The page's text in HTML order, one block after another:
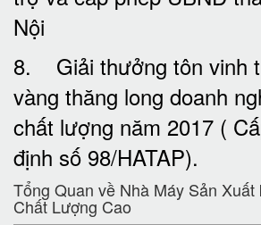
Nội
8. Giải thưởng tôn vinh
vàng thăng long doanh
chất lượng năm 2017 (
định số 98/HATAP).
Tổng Quan về Nhà Máy Sản
Chất Lượng Cao